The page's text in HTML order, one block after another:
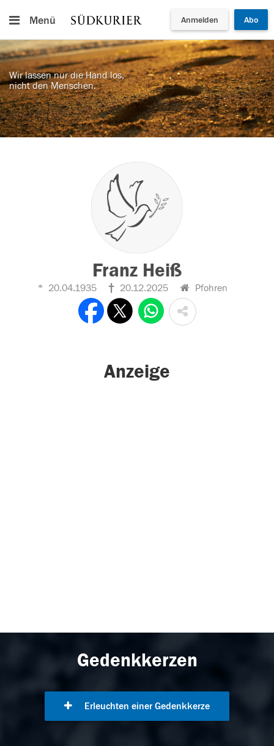
Menü Anmelden Abo
Wir lassen nur die Hand los,
nicht den Menschen.
Franz Heiß
20.04.1935 20.12.2025 Pfohren
Anzeige
Gedenkkerzen
Erleuchten einer Gedenkkerze